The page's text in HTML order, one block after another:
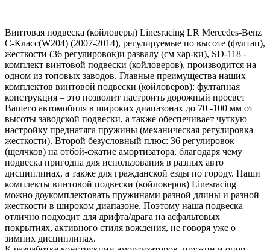
Винтовая подвеска (койловеры) Linesracing LR Mercedes-Benz
C-Класс(W204) (2007-2014), регулируемые по высоте (фултап),
жесткости (36 регулировок)и развалу (см хар-ки), SD-118 -
комплект винтовой подвески (койловеров), производится на
одном из топовых заводов. Главные преимущества наших
комплектов винтовой подвески (койловеров): фултапная
конструкция – это позволит настроить дорожный просвет
Вашего автомобиля в широких диапазонах до 70 -100 мм от
высоты заводской подвески, а также обеспечивает чуткую
настройку преднатяга пружины (механическая регулировка
жесткости). Второй безусловный плюс: 36 регулировок
(щелчков) на отбой-сжатие амортизатора, благодаря чему
подвеска пригодна для использования в разных авто
дисциплинах, а также для гражданской езды по городу. Наши
комплекты винтовой подвески (койловеров) Linesracing
можно доукомплектовать пружинами разной длины и разной
жесткости в широком диапазоне. Поэтому наша подвеска
отлично подходит для дрифта/драга на асфальтовых
покрытиях, активного стиля вождения, не говоря уже о
зимних дисциплинах.